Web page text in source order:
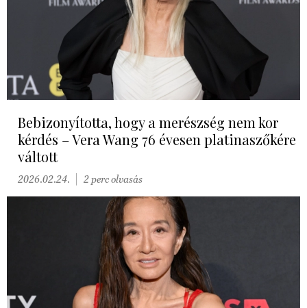
Bebizonyította, hogy a merészség nem kor
kérdés – Vera Wang 76 évesen platinaszőkére
váltott
2026.02.24. 2 perc olvasás